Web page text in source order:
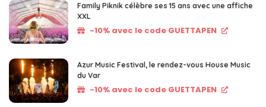
Family Piknik célèbre ses 15 ans avec une affiche
XXL
-10% avec le code GUETTAPEN
Azur Music Festival, le rendez-vous House Music
du Var
-10% avec le code GUETTAPEN